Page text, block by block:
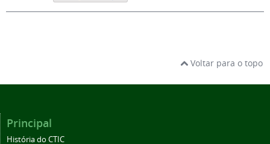
Voltar para o topo
Principal
História do CTIC